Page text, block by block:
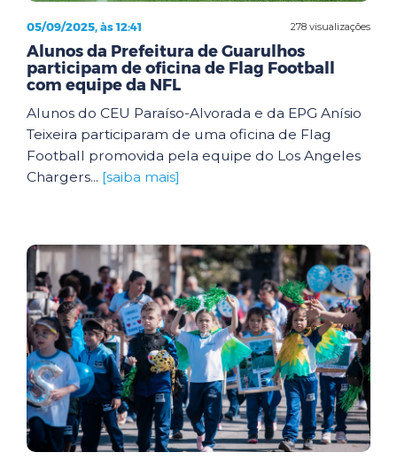
278 visualizações
05/09/2025, às 12:41
Alunos da Prefeitura de Guarulhos
participam de oficina de Flag Football
com equipe da NFL
Alunos do CEU Paraíso-Alvorada e da EPG Anísio
Teixeira participaram de uma oficina de Flag
Football promovida pela equipe do Los Angeles
Chargers... [saiba mais]